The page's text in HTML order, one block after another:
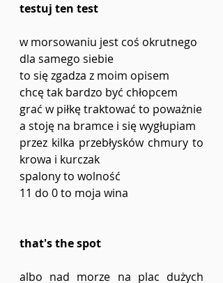
testuj ten test
w morsowaniu jest coś okrutnego
dla samego siebie
to się zgadza z moim opisem
chcę tak bardzo być chłopcem
grać w piłkę traktować to poważnie
a stoję na bramce i się wygłupiam
przez kilka przebłysków chmury to
krowa i kurczak
spalony to wolność
11 do 0 to moja wina
that's the spot
albo nad morze na plac dużych